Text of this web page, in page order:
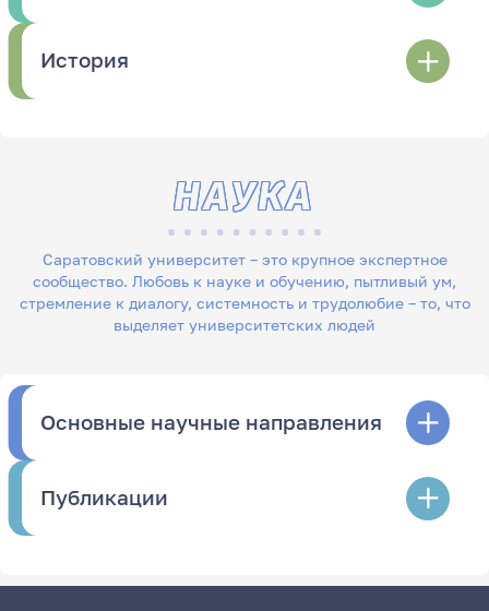
История
Саратовский университет – это крупное экспертное
сообщество. Любовь к науке и обучению, пытливый ум,
стремление к диалогу, системность и трудолюбие – то, что
выделяет университетских людей
НАУКА
Основные научные направления
Публикации